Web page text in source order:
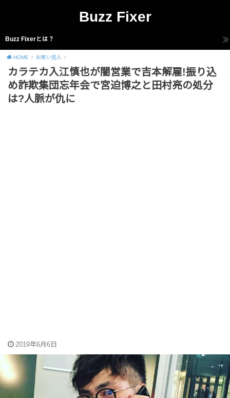
Buzz Fixer
Buzz Fixerとは？
HOME お笑い芸人
カラテカ入江慎也が闇営業で吉本解雇!振り込
め詐欺集団忘年会で宮迫博之と田村亮の処分
は?人脈が仇に
2019年6月6日